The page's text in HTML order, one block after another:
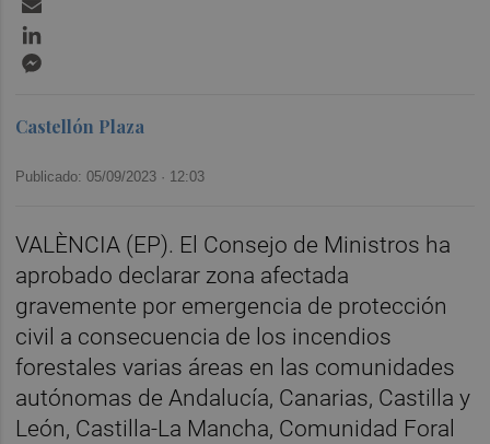
Castellón Plaza
Publicado: 05/09/2023 · 12:03
VALÈNCIA (EP). El Consejo de Ministros ha
aprobado declarar zona afectada
gravemente por emergencia de protección
civil a consecuencia de los incendios
forestales varias áreas en las comunidades
autónomas de Andalucía, Canarias, Castilla y
León, Castilla-La Mancha, Comunidad Foral